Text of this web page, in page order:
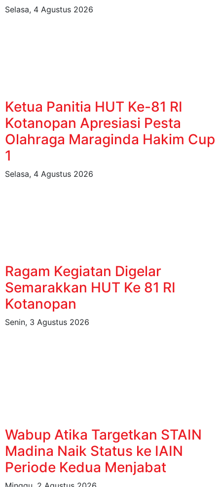
Selasa, 4 Agustus 2026
Ketua Panitia HUT Ke-81 RI
Kotanopan Apresiasi Pesta
Olahraga Maraginda Hakim Cup
1
Selasa, 4 Agustus 2026
Ragam Kegiatan Digelar
Semarakkan HUT Ke 81 RI
Kotanopan
Senin, 3 Agustus 2026
Wabup Atika Targetkan STAIN
Madina Naik Status ke IAIN
Periode Kedua Menjabat